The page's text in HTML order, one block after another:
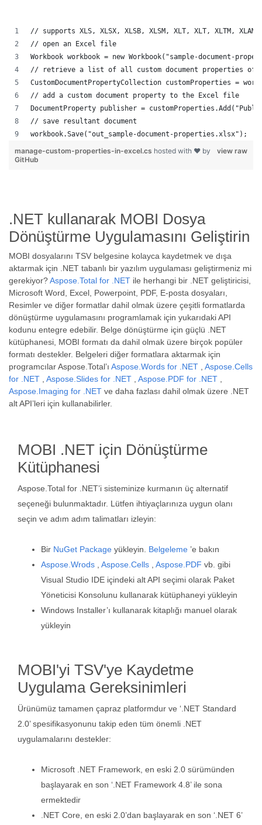
// supports XLS, XLSX, XLSB, XLSM, XLT, XLT, XLTM,
// open an Excel file
Workbook workbook = new Workbook("sample-document-
// retrieve a list of all custom document properties of
CustomDocumentPropertyCollection customProperties =
// add a custom document property to the Excel file
DocumentProperty publisher =
// save resultant document
workbook.Save("out_sample-document-properties.xlsx");
view raw
manage-custom-properties-in-excel.cs hosted with ❤ by
GitHub
.NET kullanarak MOBI Dosya
Dönüştürme Uygulamasını Geliştirin
MOBI dosyalarını TSV belgesine kolayca kaydetmek ve dışa
aktarmak için .NET tabanlı bir yazılım uygulaması geliştirmeniz mi
gerekiyor?Aspose.Total for .NET ile herhangi bir .NET geliştiricisi,
Microsoft Word, Excel, Powerpoint, PDF, E-posta dosyaları,
Resimler ve diğer formatlar dahil olmak üzere çeşitli formatlarda
dönüştürme uygulamasını programlamak için yukarıdaki API
kodunu entegre edebilir. Belge dönüştürme için güçlü .NET
kütüphanesi, MOBI formatı da dahil olmak üzere birçok popüler
formatı destekler. Belgeleri diğer formatlara aktarmak için
programcılar Aspose.Total’ı Aspose.Words for .NET
Aspose.Cells
for .NET
Aspose.Slides for .NET Aspose.PDF for .NET
Aspose.Imaging for .NET ve daha fazlası dahil olmak üzere .NET
alt API’leri için kullanabilirler.
MOBI .NET için Dönüştürme
Kütüphanesi
Aspose.Total for .NET’i sisteminize kurmanın üç alternatif
seçeneği bulunmaktadır. Lütfen ihtiyaçlarınıza uygun olanı
seçin ve adım adım talimatları izleyin:
Bir NuGet Package yükleyin. Belgeleme ’e bakın
Aspose.Wrods
Aspose.Cells Aspose.PDF vb. gibi
Visual Studio IDE içindeki alt API seçimi olarak Paket
Yöneticisi Konsolunu kullanarak kütüphaneyi yükleyin
Windows Installer’ı kullanarak kitaplığı manuel olarak
yükleyin
MOBI'yi TSV'ye Kaydetme
Uygulama Gereksinimleri
Ürünümüz tamamen çapraz platformdur ve ‘.NET Standard
2.0’ spesifikasyonunu takip eden tüm önemli .NET
uygulamalarını destekler:
Microsoft .NET Framework, en eski 2.0 sürümünden
başlayarak en son ‘.NET Framework 4.8’ ile sona
ermektedir
.NET Core, en eski 2.0’dan başlayarak en son ‘.NET 6’